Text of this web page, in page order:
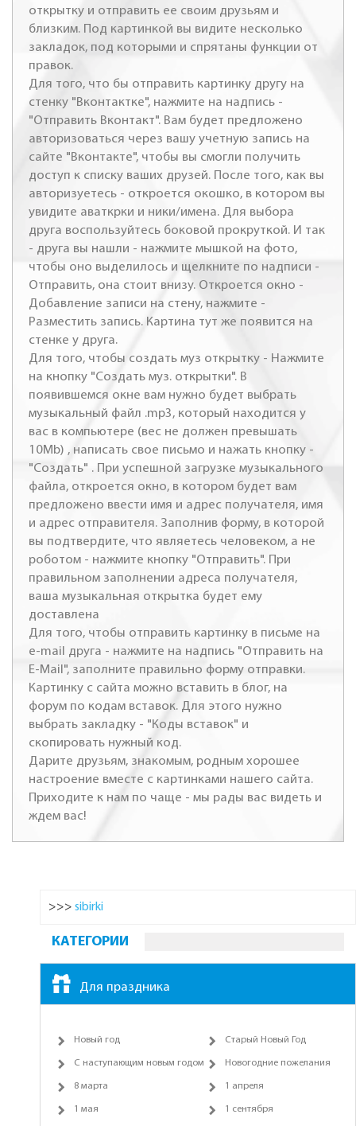
открытку и отправить ее своим друзьям и
близким. Под картинкой вы видите несколько
закладок, под которыми и спрятаны функции от
правок.
Для того, что бы отправить картинку другу на
стенку "Вконтактке", нажмите на надпись -
"Отправить Вконтакт". Вам будет предложено
авторизоваться через вашу учетную запись на
сайте "Вконтакте", чтобы вы смогли получить
доступ к списку ваших друзей. После того, как вы
авторизуетесь - откроется окошко, в котором вы
увидите аваткрки и ники/имена. Для выбора
друга воспользуйтесь боковой прокруткой. И так
- друга вы нашли - нажмите мышкой на фото,
чтобы оно выделилось и щелкните по надписи -
Отправить, она стоит внизу. Откроется окно -
Добавление записи на стену, нажмите -
Разместить запись. Картина тут же появится на
стенке у друга.
Для того, чтобы создать муз открытку - Нажмите
на кнопку "Создать муз. открытки". В
появившемся окне вам нужно будет выбрать
музыкальный файл .mp3, который находится у
вас в компьютере (вес не должен превышать
10Mb) , написать свое письмо и нажать кнопку -
"Создать" . При успешной загрузке музыкального
файла, откроется окно, в котором будет вам
предложено ввести имя и адрес получателя, имя
и адрес отправителя. Заполнив форму, в которой
вы подтвердите, что являетесь человеком, а не
роботом - нажмите кнопку "Отправить". При
правильном заполнении адреса получателя,
ваша музыкальная открытка будет ему
доставлена
Для того, чтобы отправить картинку в письме на
e-mail друга - нажмите на надпись "Отправить на
E-Mail", заполните правильно форму отправки.
Картинку с сайта можно вставить в блог, на
форум по кодам вставок. Для этого нужно
выбрать закладку - "Коды вставок" и
скопировать нужный код.
Дарите друзьям, знакомым, родным хорошее
настроение вместе с картинками нашего сайта.
Приходите к нам по чаще - мы рады вас видеть и
ждем вас!
>>> sibirki
КАТЕГОРИИ
Для праздника
Новый год Старый Новый Год
С наступающим новым годом Новогодние пожелания
8 марта 1 апреля
1 мая 1 сентября